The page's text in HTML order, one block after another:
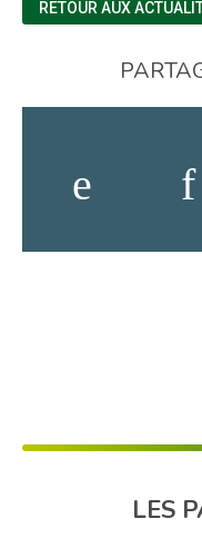
RETOUR AUX
LES